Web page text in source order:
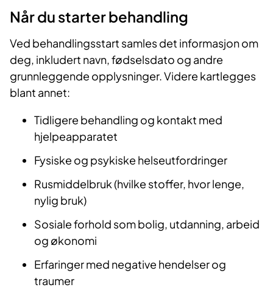
Når du starter behandling
Ved behandlingsstart samles det informasjon om
deg, inkludert navn, fødselsdato og andre
grunnleggende opplysninger. Videre kartlegges
blant annet:
Tidligere behandling og kontakt med
hjelpeapparatet
Fysiske og psykiske helseutfordringer
Rusmiddelbruk (hvilke stoffer, hvor lenge,
nylig bruk)
Sosiale forhold som bolig, utdanning, arbeid
og økonomi
Erfaringer med negative hendelser og
traumer